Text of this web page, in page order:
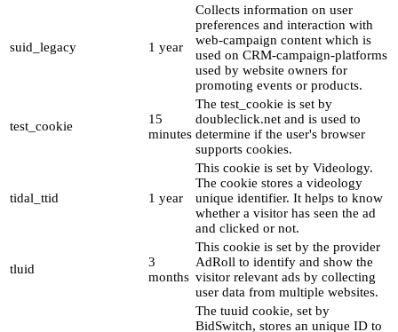
suid_legacy 1 year
Collects information on user
preferences and interaction with
web-campaign content which is
used on CRM-campaign-platforms
used by website owners for
promoting events or products.
test_cookie
15
minutes
The test_cookie is set by
doubleclick.net and is used to
determine if the user's browser
supports cookies.
tidal_ttid 1 year
This cookie is set by Videology.
The cookie stores a videology
unique identifier. It helps to know
whether a visitor has seen the ad
and clicked or not.
tluid
3
months
This cookie is set by the provider
AdRoll to identify and show the
visitor relevant ads by collecting
user data from multiple websites.
The tuuid cookie, set by
BidSwitch, stores an unique ID to